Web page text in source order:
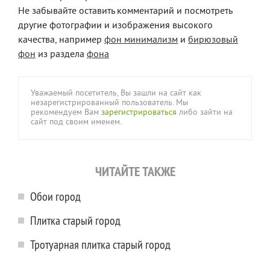
Не забывайте оставить комментарий и посмотреть
другие фотографии и изображения высокого
качества, например фон минимализм и бирюзовый
фон из раздела фона
Уважаемый посетитель, Вы зашли на сайт как
незарегистрированный пользователь. Мы
рекомендуем Вам зарегистрироваться либо зайти на
сайт под своим именем.
ЧИТАЙТЕ ТАКЖЕ
Обои город
Плитка старый город
Тротуарная плитка старый город